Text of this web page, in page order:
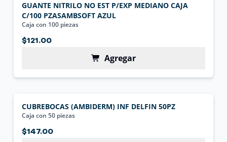
GUANTE NITRILO NO EST P/EXP MEDIANO CAJA
C/100 PZASAMBSOFT AZUL
Caja con 100 piezas
$121.00
Agregar
CUBREBOCAS (AMBIDERM) INF DELFIN 50PZ
Caja con 50 piezas
$147.00